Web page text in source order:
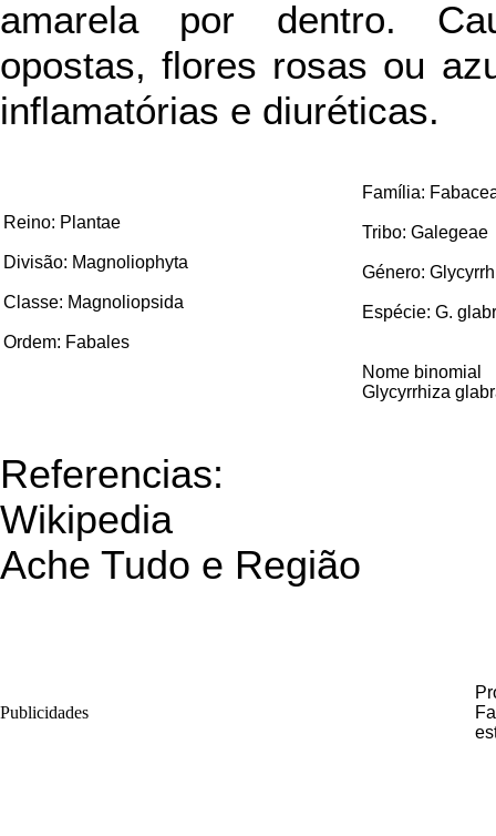
amarela por dentro.
opostas, flores rosas ou
inflamatórias e diuréticas.
Reino: Plantae
Divisão: Magnoliophyta
Classe: Magnoliopsida
Ordem: Fabales
Família:
Tribo: Galegeae
Género:
Espécie: G.
Nome binomial
Glycyrrhiza
Referencias:
Wikipedia
Ache Tudo e Região
Publicidades